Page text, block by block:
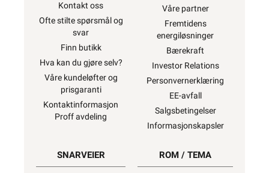
Kontakt oss
Ofte stilte spørsmål og
svar
Finn butikk
Hva kan du gjøre selv?
Våre kundeløfter og
prisgaranti
Kontaktinformasjon
Proff avdeling
Våre partner
Fremtidens
energiløsninger
Bærekraft
Investor Relations
Personvernerklæring
EE-avfall
Salgsbetingelser
Informasjonskapsler
SNARVEIER ROM / TEMA